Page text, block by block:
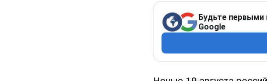
Будьте первыми
Google